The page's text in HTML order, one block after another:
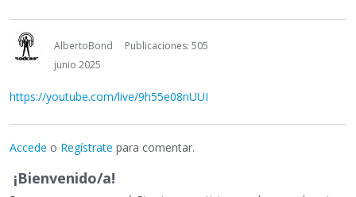
AlbertoBond
Publicaciones: 505
junio 2025
https://youtube.com/live/9h55e08nUUI
Accede o Regístrate para comentar.
¡Bienvenido/a!